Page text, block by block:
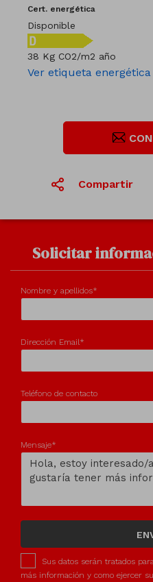
Cert. energética
Disponible
38 Kg CO2/m2 año
Ver etiqueta energética
Compartir
Solicitar
Nombre y apellidos*
Dirección Email*
Teléfono de contacto
Mensaje*
Sus datos serán tratados
más información y como ejercer